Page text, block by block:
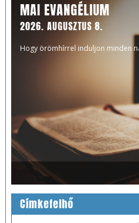
MAI EVANGÉLIUM
2026. AUGUSZTUS 8.
Hogy örömhírrel induljon minden
Címkefelhő